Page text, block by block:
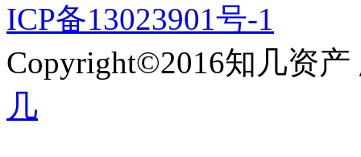
ICP备13023901号-1
Copyright©2016知几资
几